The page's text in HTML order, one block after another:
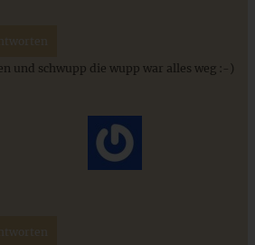
und schwupp die wupp war alles weg :-)